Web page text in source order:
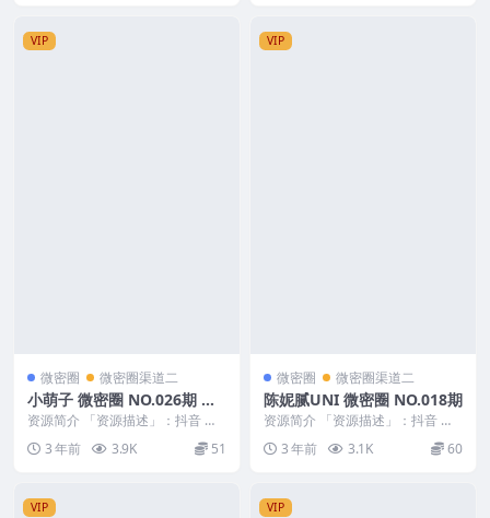
VIP
微密圈 微密圈渠道二
小萌子 微密圈 NO.026期 最
新至：2023.8.14
资源简介 「资源描述」：抖音 小
萌子 微密圈 NO.026期 【59P】最
新至：...
3 年前 3.9K 51
VIP
微密圈 微密圈渠道二
陈妮腻UNI 微密圈 NO.018期
资源简介 「资源描述」：抖音 陈
妮腻UNI 微密圈 NO.018期 【24
P】 ...3 年前 3.1K 60
VIP VIP